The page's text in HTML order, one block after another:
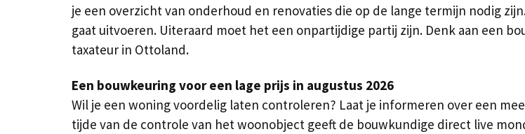
je een overzicht van onderhoud en renovaties die op de lange termijn nodig
gaat uitvoeren. Uiteraard moet het een onpartijdige partij zijn. Denk aan een
taxateur in Ottoland.
Een bouwkeuring voor een lage prijs in augustus 2026
Wil je een woning voordelig laten controleren? Laat je informeren over een
tijde van de controle van het woonobject geeft de bouwkundige direct live